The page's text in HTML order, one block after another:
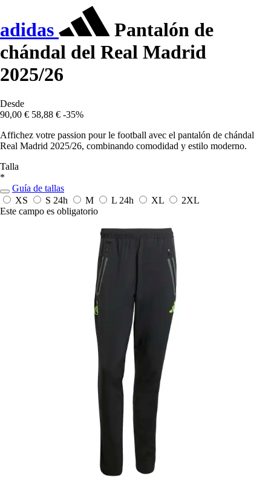
adidas
Pantalón de
chándal del Real Madrid
2025/26
Desde
90,00 € 58,88 € -35%
Affichez votre passion pour le football avec el pantalón de chándal
Real Madrid 2025/26, combinando comodidad y estilo moderno.
Talla
*
Guía de tallas
XS
S 24h M L 24h XL
2XL
Este campo es obligatorio